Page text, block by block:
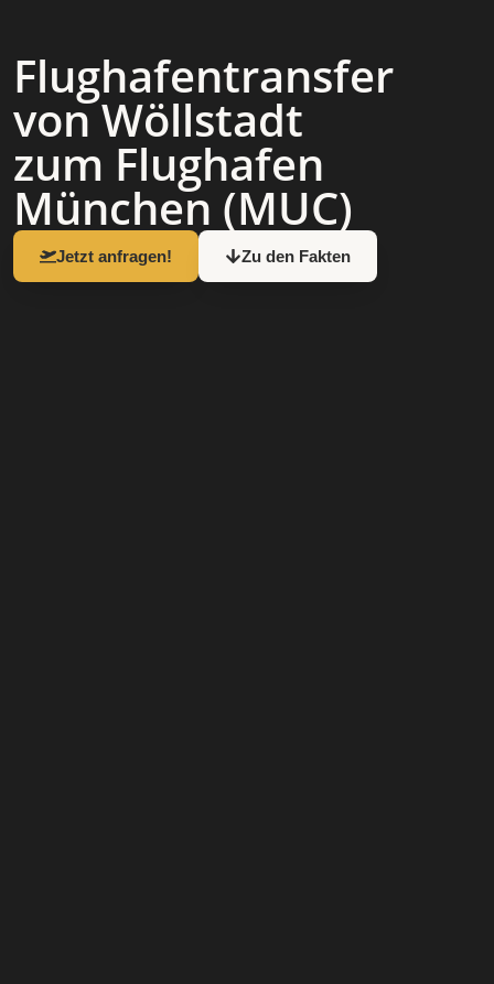
Flughafen­transfer
von Wöllstadt
zum Flughafen
München (MUC)
Jetzt anfragen! Zu den Fakten